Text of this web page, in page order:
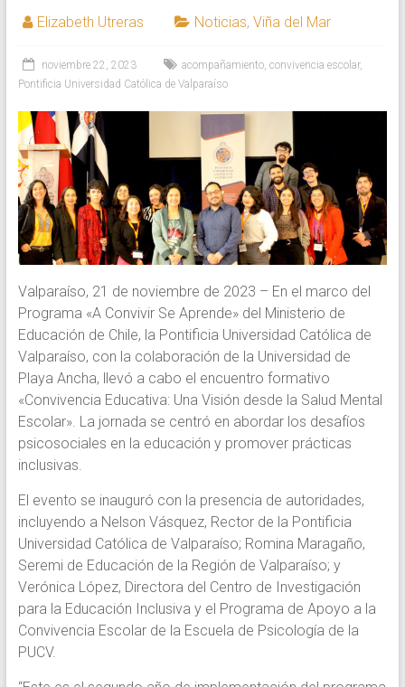
Elizabeth Utreras Noticias, Viña del Mar
noviembre 22, 2023 acompañamiento, convivencia escolar,
Pontificia Universidad Católica de Valparaíso
Valparaíso, 21 de noviembre de 2023 – En el marco del
Programa «A Convivir Se Aprende» del Ministerio de
Educación de Chile, la Pontificia Universidad Católica de
Valparaíso, con la colaboración de la Universidad de
Playa Ancha, llevó a cabo el encuentro formativo
«Convivencia Educativa: Una Visión desde la Salud Mental
Escolar». La jornada se centró en abordar los desafíos
psicosociales en la educación y promover prácticas
inclusivas.
El evento se inauguró con la presencia de autoridades,
incluyendo a Nelson Vásquez, Rector de la Pontificia
Universidad Católica de Valparaíso; Romina Maragaño,
Seremi de Educación de la Región de Valparaíso; y
Verónica López, Directora del Centro de Investigación
para la Educación Inclusiva y el Programa de Apoyo a la
Convivencia Escolar de la Escuela de Psicología de la
PUCV.